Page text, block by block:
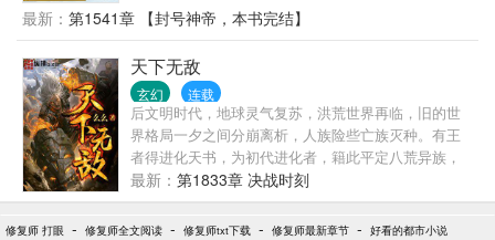
最新： 第1541章 【封号神帝，本书完结】
天下无敌
玄幻 连载
后文明时代，地球灵气复苏，洪荒世界再临，旧的世
界格局一夕之间分崩离析，人族险些亡族灭种。有王
者得进化天书，为初代进化者，籍此平定八荒异族，
令得人族在这地球上占据了一寸之地，一个全新的纪
元揭开神秘的一角。“同阶无敌算个球啊？老子天下无
敌。”叶昊死命忽悠。
最新： 第1833章 决战时刻
修复师 打眼 - 修复师全文阅读 - 修复师txt下载 - 修复师最新章节 - 好看的都市小说